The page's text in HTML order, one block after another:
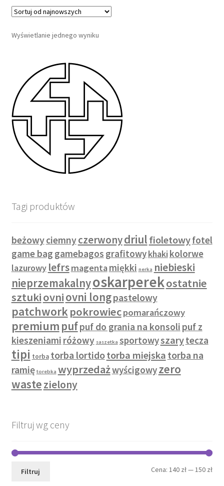
Wyświetlanie jednego wyniku
Tagi produktów
beżowyciemnyczerwonydriulfioletowyfotel
game bag gamebagos grafitowykhaki kolorwe
lazurowy lefrsmagentamiękki nerka niebieski
nieprzemakalnyoskarperekostatnie
sztukiovniovni longpastelowy
patchworkpokrowiecpomarańczowy
premium pufpuf do grania na konsoli puf z
kieszeniami różowy saszetka sportowyszarytecza
tipi torba torba lortidotorba miejska torba na
ramię torebka wyprzedażwyścigowyzero
wastezielony
Filtruj wg ceny
Filtruj Cena:140 zł—150 zł